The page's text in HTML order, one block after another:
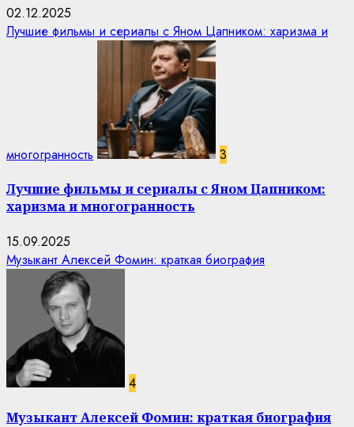
02.12.2025
Лучшие фильмы и сериалы с Яном Цапником: харизма и
многогранность 3
Лучшие фильмы и сериалы с Яном Цапником:
харизма и многогранность
15.09.2025
Музыкант Алексей Фомин: краткая биография
4
Музыкант Алексей Фомин: краткая биография